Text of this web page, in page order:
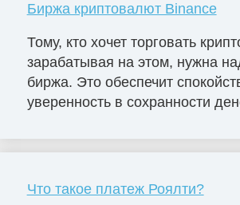
Биржа криптовалют Binance
Тому, кто хочет торговать
зарабатывая на этом, нужна
биржа. Это обеспечит
уверенность в сохранности
Что такое платеж Роялти?